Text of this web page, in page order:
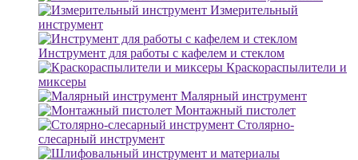
Измерительный
инструмент
Инструмент для работы с кафелем и стеклом
Краскораспылители и
миксеры
Малярный инструмент
Монтажный пистолет
Столярно-
слесарный инструмент